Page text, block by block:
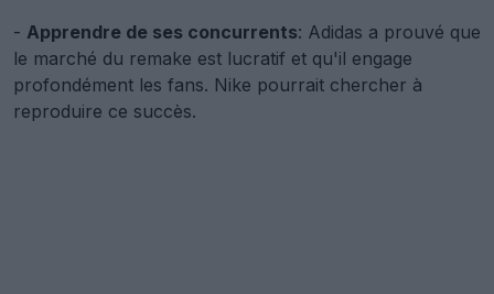
- Apprendre de ses concurrents: Adidas a prouvé que
le marché du remake est lucratif et qu'il engage
profondément les fans. Nike pourrait chercher à
reproduire ce succès.